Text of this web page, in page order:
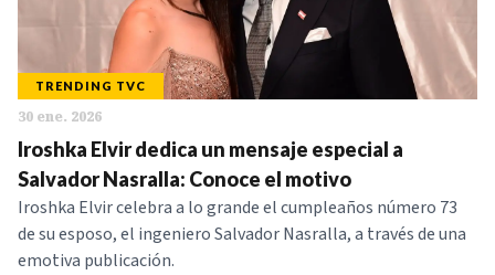
IR
NOTICIAS
SERIES
TRENDING TVC
30 ene. 2026
Iroshka Elvir dedica un mensaje especial a
Salvador Nasralla: Conoce el motivo
Iroshka Elvir celebra a lo grande el cumpleaños número 73
de su esposo, el ingeniero Salvador Nasralla, a través de una
emotiva publicación.